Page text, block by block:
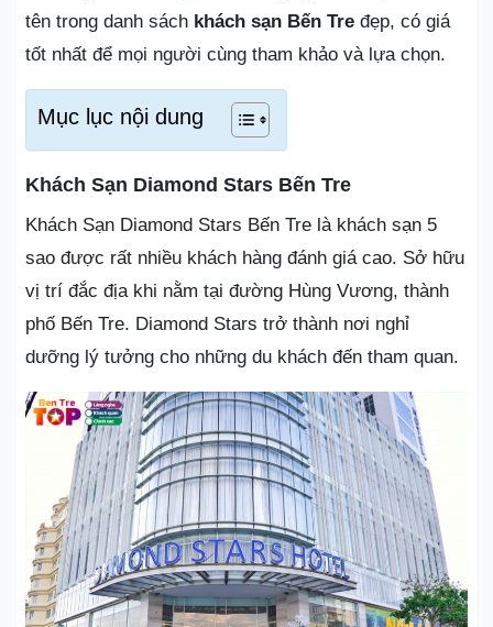
tên trong danh sách khách sạn Bến Tre đẹp, có giá
tốt nhất để mọi người cùng tham khảo và lựa chọn.
Mục lục nội dung
Khách Sạn Diamond Stars Bến Tre
Khách Sạn Diamond Stars Bến Tre là khách sạn 5
sao được rất nhiều khách hàng đánh giá cao. Sở hữu
vị trí đắc địa khi nằm tại đường Hùng Vương, thành
phố Bến Tre. Diamond Stars trở thành nơi nghỉ
dưỡng lý tưởng cho những du khách đến tham quan.